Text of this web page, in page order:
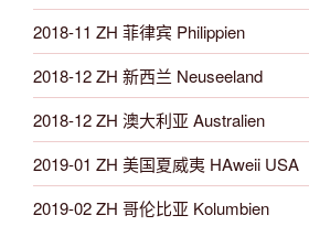
2018-11 ZH 菲律宾 Philippien
2018-12 ZH 新西兰 Neuseeland
2018-12 ZH 澳大利亚 Australien
2019-01 ZH 美国夏威夷 HAweii USA
2019-02 ZH 哥伦比亚 Kolumbien